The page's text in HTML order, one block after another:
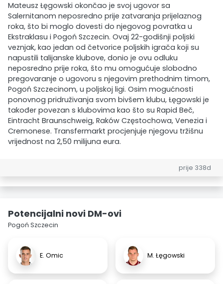
Mateusz Łęgowski okončao je svoj ugovor sa
Salernitanom neposredno prije zatvaranja prijelaznog
roka, što bi moglo dovesti do njegovog povratka u
Ekstraklasu i Pogoń Szczecin. Ovaj 22-godišnji poljski
veznjak, kao jedan od četvorice poljskih igrača koji su
napustili talijanske klubove, donio je ovu odluku
neposredno prije roka, što mu omogućuje slobodno
pregovaranje o ugovoru s njegovim prethodnim timom,
Pogoń Szczecinom, u poljskoj ligi. Osim mogućnosti
ponovnog pridruživanja svom bivšem klubu, Łęgowski je
također povezan s klubovima kao što su Rapid Beč,
Eintracht Braunschweig, Raków Częstochowa, Venezia i
Cremonese. Transfermarkt procjenjuje njegovu tržišnu
vrijednost na 2,50 milijuna eura.
prije 338d
Potencijalni novi DM-ovi
Pogoń Szczecin
E. Omic M. Łęgowski